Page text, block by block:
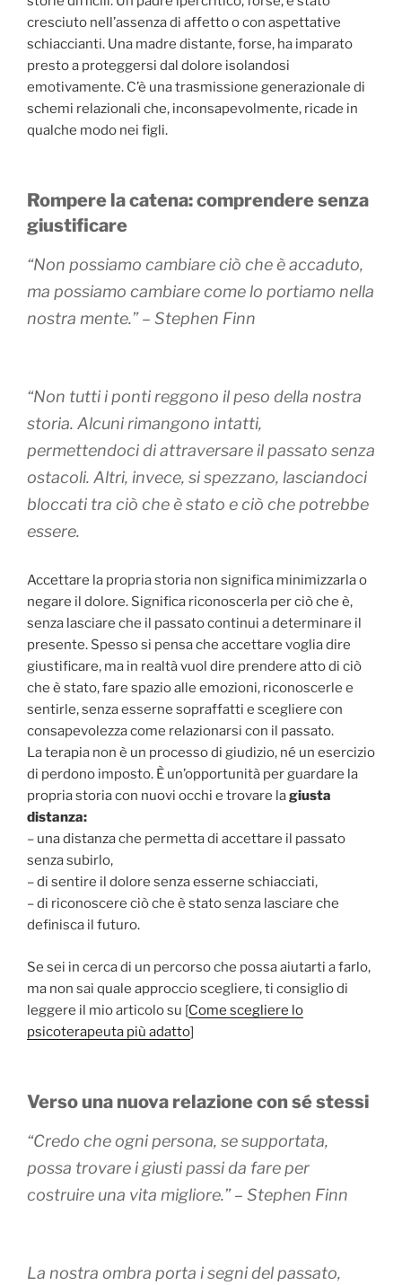
cresciuto nell’assenza di affetto o con aspettative
schiaccianti. Una madre distante, forse, ha imparato
presto a proteggersi dal dolore isolandosi
emotivamente. C’è una trasmissione generazionale di
schemi relazionali che, inconsapevolmente, ricade in
qualche modo nei figli.
Rompere la catena: comprendere senza
giustificare
“Non possiamo cambiare ciò che è accaduto,
ma possiamo cambiare come lo portiamo nella
nostra mente.” – Stephen Finn
“Non tutti i ponti reggono il peso della nostra
storia. Alcuni rimangono intatti,
permettendoci di attraversare il passato senza
ostacoli. Altri, invece, si spezzano, lasciandoci
bloccati tra ciò che è stato e ciò che potrebbe
essere.
Accettare la propria storia non significa minimizzarla o
negare il dolore. Significa riconoscerla per ciò che è,
senza lasciare che il passato continui a determinare il
presente. Spesso si pensa che accettare voglia dire
giustificare, ma in realtà vuol dire prendere atto di ciò
che è stato, fare spazio alle emozioni, riconoscerle e
sentirle, senza esserne sopraffatti e scegliere con
consapevolezza come relazionarsi con il passato.
La terapia non è un processo di giudizio, né un esercizio
di perdono imposto. È un’opportunità per guardare la
propria storia con nuovi occhi e trovare lagiusta
distanza:
– una distanza che permetta di accettare il passato
senza subirlo,
– di sentire il dolore senza esserne schiacciati,
– di riconoscere ciò che è stato senza lasciare che
definisca il futuro.
Se sei in cerca di un percorso che possa aiutarti a farlo,
ma non sai quale approccio scegliere, ti consiglio di
leggere il mio articolo su [Come scegliere lo
psicoterapeuta più adatto]
Verso una nuova relazione con sé stessi
“Credo che ogni persona, se supportata,
possa trovare i giusti passi da fare per
costruire una vita migliore.” – Stephen Finn
La nostra ombra porta i segni del passato,